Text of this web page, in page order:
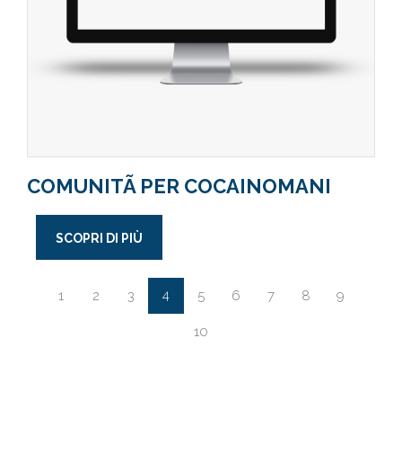
COMUNITÃ PER COCAINOMANI
SCOPRI DI PIÙ
1 2 3 4 5 6 7 8 9
10